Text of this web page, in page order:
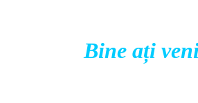
Bine ați